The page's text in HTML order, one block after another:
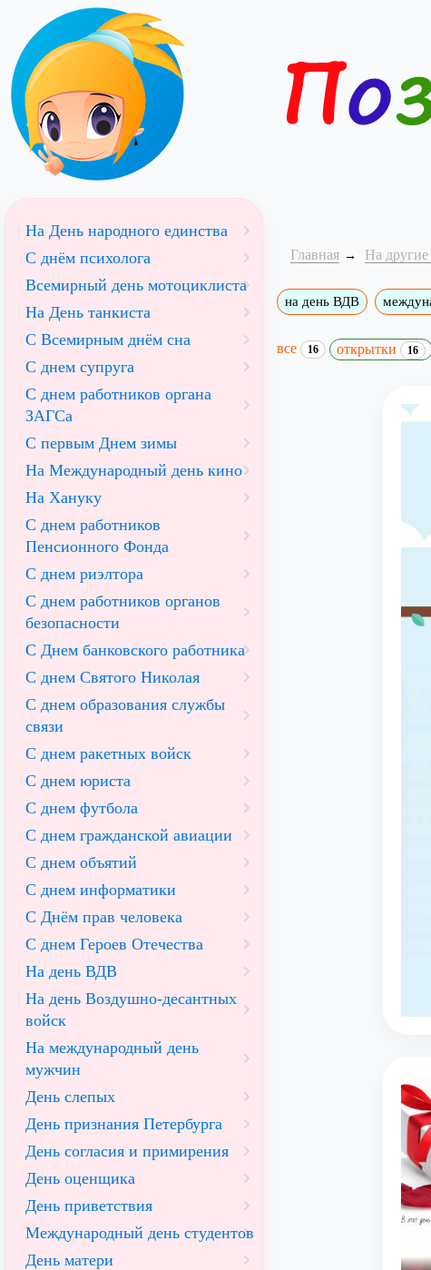
Главная На
на день ВДВ
все 16 открытки 16
На День народного единства
С днём психолога
Всемирный день мотоциклиста
На День танкиста
С Всемирным днём сна
С днем супруга
С днем работников органа
ЗАГСа
С первым Днем зимы
На Международный день кино
На Хануку
С днем работников
Пенсионного Фонда
С днем риэлтора
С днем работников органов
безопасности
С Днем банковского работника
С днем Святого Николая
С днем образования службы
связи
С днем ракетных войск
С днем юриста
С днем футбола
С днем гражданской авиации
С днем объятий
С днем информатики
С Днём прав человека
С днем Героев Отечества
На день ВДВ
На день Воздушно-десантных
войск
На международный день
мужчин
День слепых
День признания Петербурга
День согласия и примирения
День оценщика
День приветствия
Международный день студентов
День матери